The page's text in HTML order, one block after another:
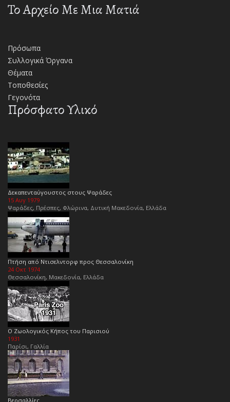
Το Αρχείο Με Μια Ματιά
Πρόσωπα
Συλλογικά Όργανα
Θέματα
Τοποθεσίες
Γεγονότα
Πρόσφατο Υλικό
Δεκαπενταύγουστος στους Ψαράδες
15 Αυγ 1979
Ψαράδες, Πρέσπες, Φλώρινα, Δυτική Μακεδονία, Ελλάδα
Πτήση από Ντισελντορφ προς Θεσσαλονίκη
24 Οκτ 1974
Θεσσαλονίκη, Μακεδονία, Ελλάδα
Ο Ζωολογικός Κήπος του Παρισιού
1931
Παρίσι, Γαλλία
Βερσαλλίες